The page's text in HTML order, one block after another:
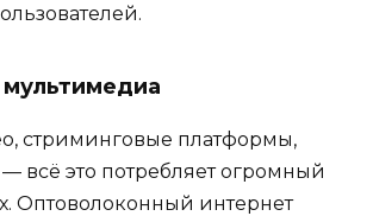
стриминговые платформы,
всё это потребляет огромный
Оптоволоконный интернет